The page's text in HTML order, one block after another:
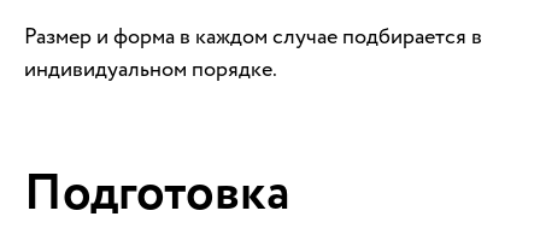
Размер и форма в каждом случае подбирается в
индивидуальном порядке.
Подготовка